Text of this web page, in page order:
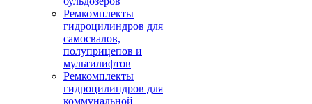
Ремкомплекты
гидроцилиндров для
самосвалов,
полуприцепов и
мультилифтов
Ремкомплекты
гидроцилиндров для
коммунальной